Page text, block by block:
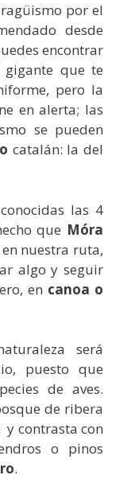
por el
desde
encontrar
que te
pero la
en alerta; las
se pueden
catalán: la del
las 4
que Móra
nuestra ruta,
algo y seguir
en canoa o
será
puesto que
de aves.
de ribera
y contrasta con
o pinos
.